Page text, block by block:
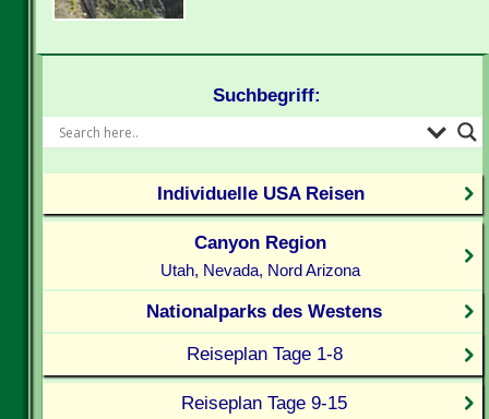
Suchbegriff:
Individuelle USA Reisen
Canyon Region
Utah, Nevada, Nord Arizona
Nationalparks des Westens
Reiseplan Tage 1-8
Reiseplan Tage 9-15